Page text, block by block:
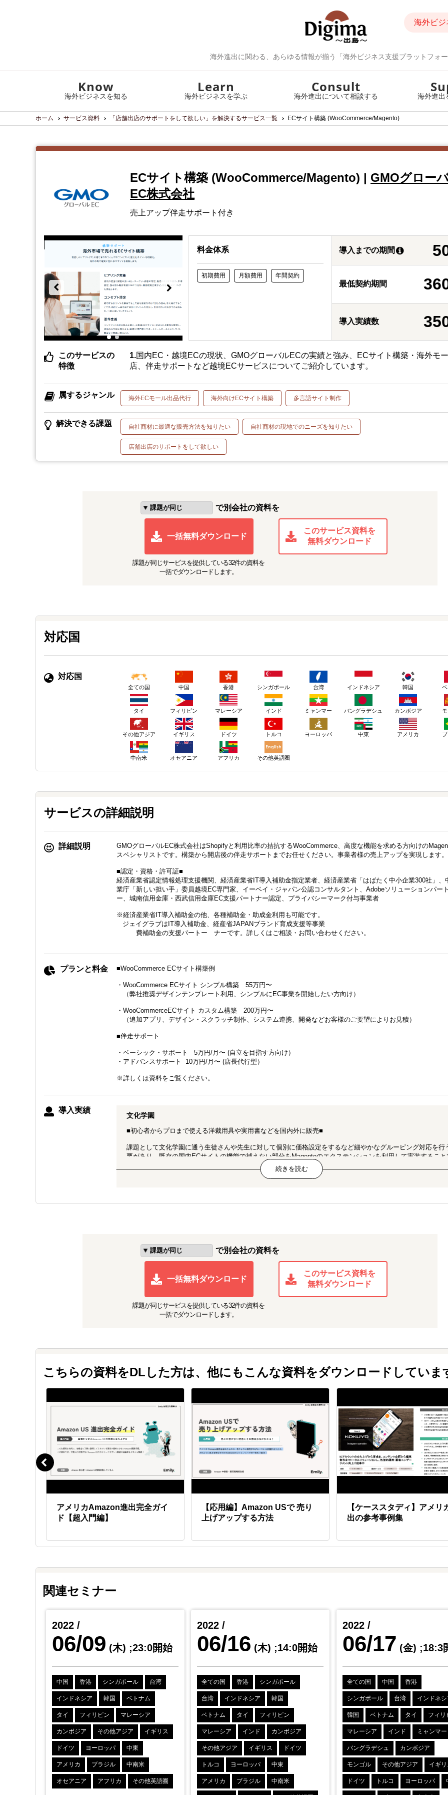
海外進出に関わる、あらゆる情報が揃う「海外ビジネス支援プラットフォー
海外ビジ
Know
海外ビジネスを知る
Learn
海外ビジネスを学ぶ
Consult
海外進出について相談する 海外進出
ホーム サービス資料 「店舗出店のサポートをして欲しい」を解決するサービス一覧 ECサイト構築 (WooCommerce/Magento)
ECサイト構築 (WooCommerce/Magento) | GMOグロー
EC株式会社
売上アップ伴走サポート付き
料金体系
初期費用 月額費用 年間契約
導入までの期間
最低契約期間
導入実績数
このサービスの
特徴
国内EC・越境ECの現状、GMOグローバルECの実績と強み、ECサイト構築・海外モ
店、伴走サポートなど越境ECサービスについてご紹介しています。
属するジャンル 海外ECモール出品代行 海外向けECサイト構築 多言語サイト制作
解決できる課題 自社商材に最適な販売方法を知りたい 自社商材の現地でのニーズを知りたい
店舗出店のサポートをして欲しい
で別会社の資料を
一括無料ダウンロード
このサービス資料を
無料ダウンロード
課題が同じサービスを提供している32件の資料を
一括でダウンロードします。
対応国
対応国
全ての国 中国 香港 シンガポール 台湾 インドネシア 韓国
タイ フィリピン マレーシア インド ミャンマー バングラデシュ カンボジア
その他アジア イギリス ドイツ トルコ ヨーロッパ 中東 アメリカ
中南米 オセアニア アフリカ その他英語圏
サービスの詳細説明
詳細説明
GMOグローバルEC株式会社はShopifyと利用比率の拮抗するWooCommerce、高度な機能を求める方向けの
スペシャリストです。構築から開店後の伴走サポートまでお任せください。事業者様の売上アップを実現します。
■認定・資格・許可証■
経済産業省認定情報処理支援機関、経済産業省IT導入補助金指定業者、経済産業省「はばたく中小企業300社」、
業庁「新しい担い手」委員越境EC専門家、イーベイ・ジャパン公認コンサルタント、Adobeソリューションパー
ー、城南信用金庫・西武信用金庫EC支援パートナー認定、プライバシーマーク付与事業者
※経済産業省IT導入補助金の他、各種補助金・助成金利用も可能です。
ジェイグラブはIT導入補助金、経産省JAPANブランド育成支援等事業
費補助金の支援パートー ナーです。詳しくはご相談・お問い合わせください。
プランと料金 ■WooCommerce ECサイト構築例
・WooCommerce ECサイト シンプル構築 55万円〜
（弊社推奨デザインテンプレート利用、シンプルにEC事業を開始したい方向け）
・WooCommerceECサイト カスタム構築 200万円〜
（追加アプリ、デザイン・スクラッチ制作、システム連携、開発などお客様のご要望によりお見積）
■伴走サポート
・ベーシック・サポート 5万円/月〜 (自立を目指す方向け）
・アドバンスサポート 10万円/月〜 (店長代行型）
※詳しくは資料をご覧ください。
導入実績
文化学園
■初心者からプロまで使える洋裁用具や実用書などを国内外に販売■
課題として文化学園に通う生徒さんや先生に対して個別に価格設定をするなど細やかなグルーピング対応を行
要があり、既存の国内ECサイトの機能で補えない部分をMagentoのエクステンションを利用して実装すること
題を解決する手法をとりました。また越境EC運用で避けて通れないインボイスや伝票作成ではミスを減らし人
削減も検討されていたため、専用のシナリオ作成とRPA（WinActor)をフェーズ2で導入します。
ップで購入していましたが新型コロナウィルスの影響により通販事業を強化することになり支援を実施していま
す。箔一ブランドをさらに世界に広げるためにSNS集客支援も同時に実施しています。
で別会社の資料を
一括無料ダウンロード
このサービス資料を
無料ダウンロード
課題が同じサービスを提供している32件の資料を
一括でダウンロードします。
こちらの資料をDLした方は、他にもこんな資料をダウンロードしていま
アメリカAmazon進出完全ガイ
ド【超入門編】
【応用編】Amazon USで 売り
上げアップする方法
【ケーススタディ】アメリ
出の参考事例集
関連セミナー
2022 /
06/09 (木) ;23:0開始
中国 香港 シンガポール 台湾
インドネシア 韓国 ベトナム
タイ フィリピン マレーシア
カンボジア その他アジア イギリス
ドイツ ヨーロッパ 中東
アメリカ ブラジル 中南米
オセアニア アフリカ その他英語圏
2022 /
06/16 (木) ;14:0開始
全ての国 香港 シンガポール
台湾 インドネシア 韓国
ベトナム タイ フィリピン
マレーシア インド カンボジア
その他アジア イギリス ドイツ
トルコ ヨーロッパ 中東
アメリカ ブラジル 中南米
2022 /
06/17 (金) ;18:3
全ての国 中国 香港
シンガポール 台湾 インドネシ
韓国 ベトナム タイ フィリ
マレーシア インド ミャンマー
バングラデシュ カンボジア
モンゴル その他アジア イギリ
ドイツ トルコ ヨーロッパ